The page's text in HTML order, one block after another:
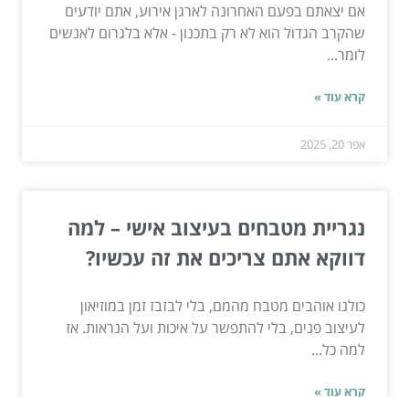
אם יצאתם בפעם האחרונה לארגן אירוע, אתם יודעים
שהקרב הגדול הוא לא רק בתכנון - אלא בלגרום לאנשים
לומר...
קרא עוד »
אפר 20, 2025
נגריית מטבחים בעיצוב אישי – למה
דווקא אתם צריכים את זה עכשיו?
כולנו אוהבים מטבח מהמם, בלי לבזבז זמן במוזיאון
לעיצוב פנים, בלי להתפשר על איכות ועל הנראות. אז
למה כל...
קרא עוד »